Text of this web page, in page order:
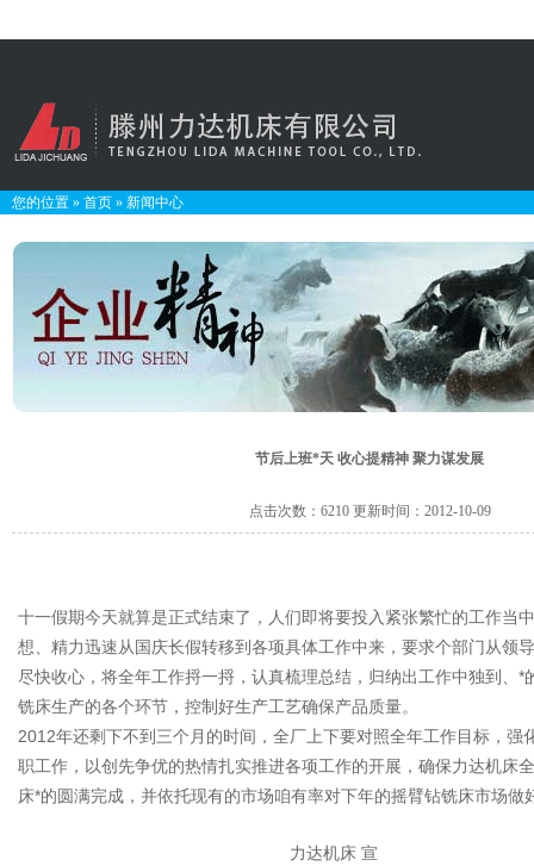
您的位置 » 首页 » 新闻中心
节后上班*天 收心提精神 聚力谋发展
点击次数：6210 更新时间：2012-10-09
十一假期今天就算是正式结束了，人们即将要投入紧张繁忙的工作当
想、精力迅速从国庆长假转移到各项具体工作中来，要求个部门从领
尽快收心，将全年工作捋一捋，认真梳理总结，归纳出工作中独到、*
铣床生产的各个环节，控制好生产工艺确保产品质量。
2012年还剩下不到三个月的时间，全厂上下要对照全年工作目标，强
职工作，以创先争优的热情扎实推进各项工作的开展，确保力达机床
床*的圆满完成，并依托现有的市场咱有率对下年的摇臂钻铣床市场做
力达机床 宣